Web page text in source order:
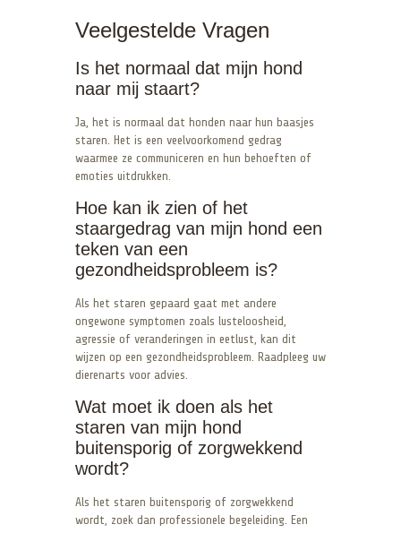
Veelgestelde Vragen
Is het normaal dat mijn hond
naar mij staart?
Ja, het is normaal dat honden naar hun baasjes
staren. Het is een veelvoorkomend gedrag
waarmee ze communiceren en hun behoeften of
emoties uitdrukken.
Hoe kan ik zien of het
staargedrag van mijn hond een
teken van een
gezondheidsprobleem is?
Als het staren gepaard gaat met andere
ongewone symptomen zoals lusteloosheid,
agressie of veranderingen in eetlust, kan dit
wijzen op een gezondheidsprobleem. Raadpleeg uw
dierenarts voor advies.
Wat moet ik doen als het
staren van mijn hond
buitensporig of zorgwekkend
wordt?
Als het staren buitensporig of zorgwekkend
wordt, zoek dan professionele begeleiding. Een